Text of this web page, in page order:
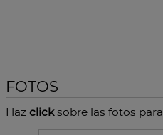
FOTOS
Haz clicksobre las fotos